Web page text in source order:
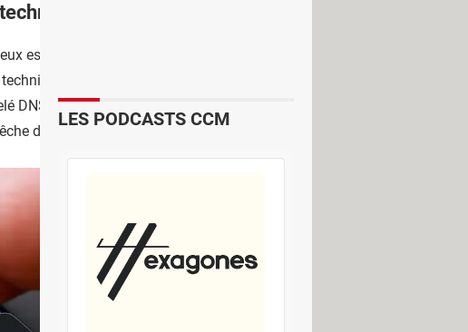
est jugé illégal, un tribunal peut demander
appelée "blocage DNS".
DNS) de lui indiquer où se trouve ce site. Si
d'y accéder.
LES PODCASTS CCM